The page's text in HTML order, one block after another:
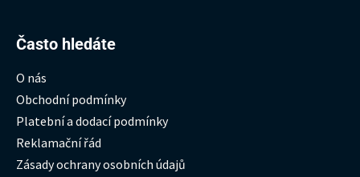
Často hledáte
O nás
Obchodní podmínky
Platební a dodací podmínky
Reklamační řád
Zásady ochrany osobních údajů
Hledat: